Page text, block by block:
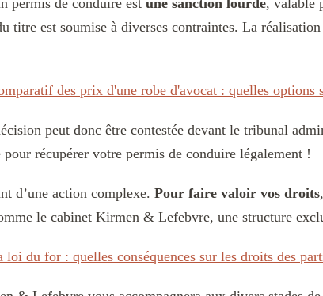
titre est soumise à diverses contraintes. La
des prix d'une robe d'avocat : quelles options
peut donc être contestée devant le tribunal
pour récupérer votre permis de conduire légalement !
d’une action complexe. Pour faire valoir vos droits
le cabinet Kirmen & Lefebvre, une structure
loi du for : quelles conséquences sur les droits des